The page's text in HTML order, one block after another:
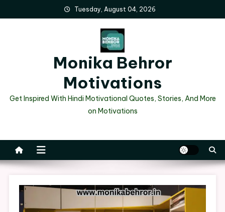
to
Tuesday, August 04, 2026
Monika Behror
Motivations
Get Inspired With Hindi Motivational Quotes, Stories, And More
on Motivations